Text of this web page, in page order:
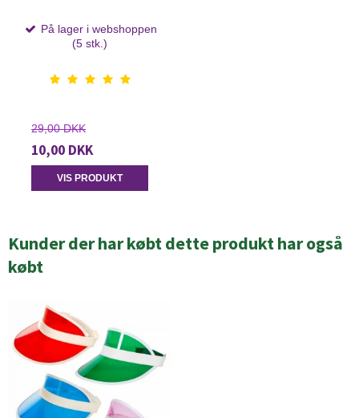
På lager i webshoppen
(5 stk.)
29,00 DKK
10,00 DKK
VIS PRODUKT
Kunder der har købt dette produkt har også
købt